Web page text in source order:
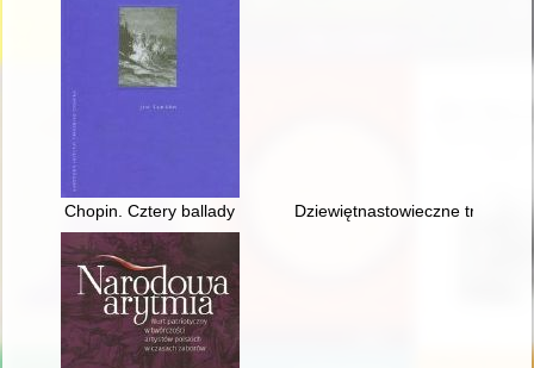
Chopin. Cztery ballady Dziewiętnastowieczne